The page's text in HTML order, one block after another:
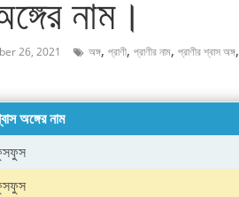
নাম।
26, 2021 অঙ্গ, প্রাণী, প্রাণীর নাম, প্রাণীর শ্বাস অঙ্গ,
অঙ্গের নাম